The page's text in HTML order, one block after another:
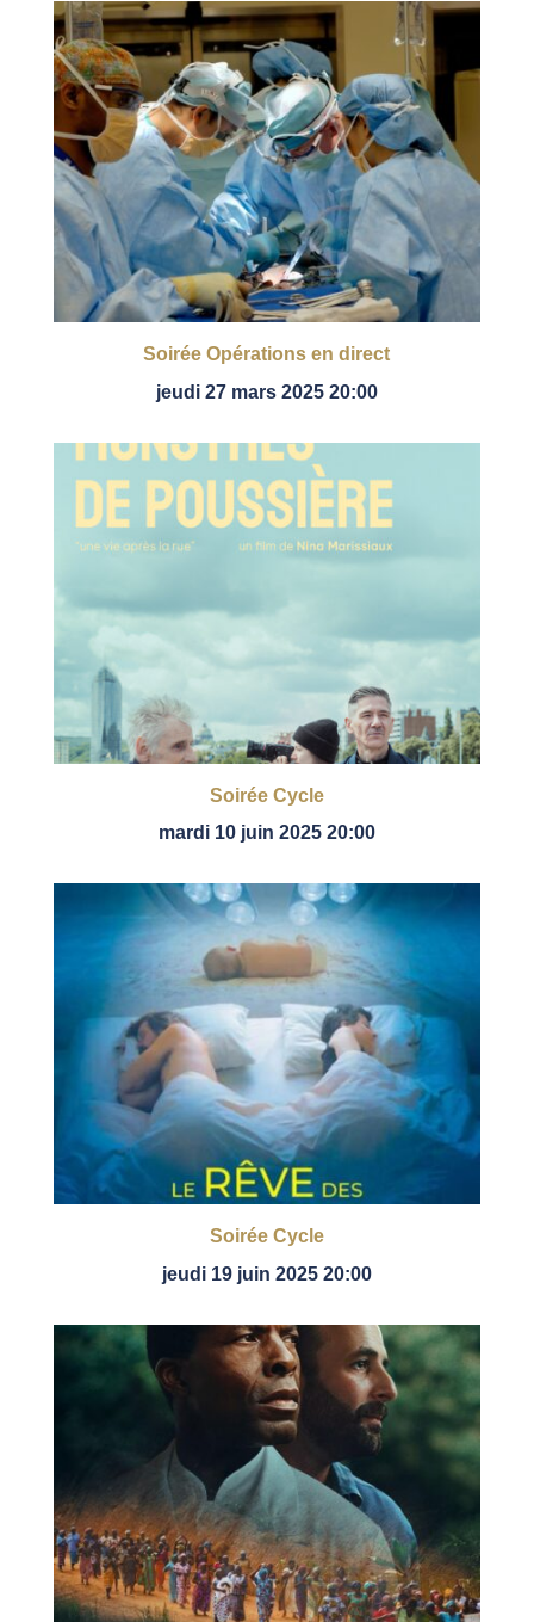
Soirée Opérations en direct
jeudi 27 mars 2025 20:00
Soirée Cycle
mardi 10 juin 2025 20:00
Soirée Cycle
jeudi 19 juin 2025 20:00